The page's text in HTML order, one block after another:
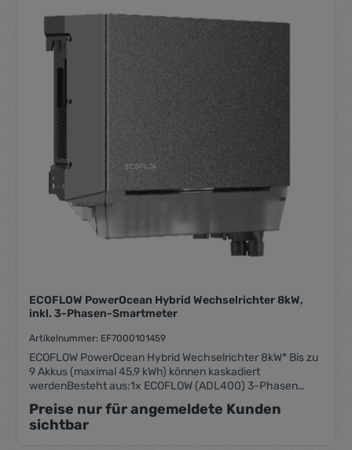
ECOFLOW PowerOcean Hybrid Wechselrichter 8kW,
inkl. 3-Phasen-Smartmeter
Artikelnummer: EF7000101459
ECOFLOW PowerOcean Hybrid Wechselrichter 8kW* Bis zu
9 Akkus (maximal 45,9 kWh) können kaskadiert
werdenBesteht aus:1x ECOFLOW (ADL400) 3-Phasen
SmartMeter (EF5008604013)1x EcoFlow PowerOcean
8kW Wechselrichte
Preise nur für angemeldete Kunden
sichtbar